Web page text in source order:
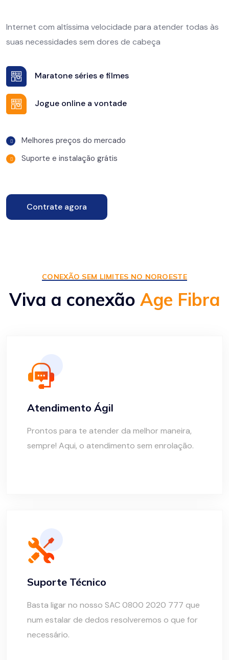
Internet com altíssima velocidade para atender todas às
suas necessidades sem dores de cabeça
Maratone séries e filmes
Jogue online a vontade
Melhores preços do mercado
Suporte e instalação grátis
Contrate agora
CONEXÃO SEM LIMITES NO NOROESTE
Viva a conexão Age Fibra
Atendimento Ágil
Prontos para te atender da melhor maneira,
sempre! Aqui, o atendimento sem enrolação.
Suporte Técnico
Basta ligar no nosso SAC 0800 2020 777 que
num estalar de dedos resolveremos o que for
necessário.